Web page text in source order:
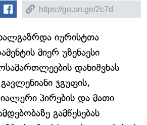
იურისტთა
მიერ უზენაესი
დანიშვნას
ჯგუფის,
პირების და მათი
გამწესებას